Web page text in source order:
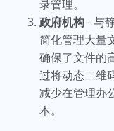
录管理。
政府机构- 与
简化管理大量
确保了文件的
过将动态二维
减少在管理办
本。